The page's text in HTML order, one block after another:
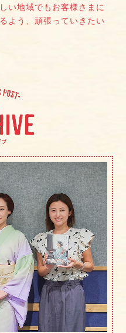
い地域でもお客様さまに
よう、頑張っていきたい